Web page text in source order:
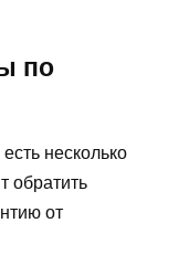
по
несколько
обратить
от